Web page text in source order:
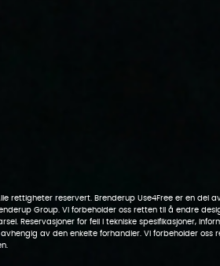
Alle rettigheter reservert. Brenderup Use4Free er en del
Group. Vi forbeholder oss retten til å endre
Reservasjoner for feil i tekniske spesifikasjoner,
av den enkelte forhandler. Vi forbeholder oss